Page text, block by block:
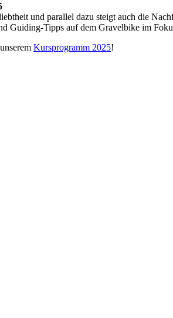
und parallel dazu steigt auch die
Guiding-Tipps auf dem Gravelbike im
Kursprogramm 2025!